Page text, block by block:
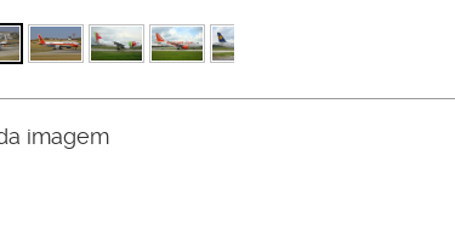
imagem